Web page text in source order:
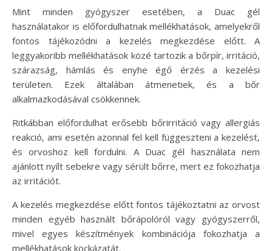
Mint minden gyógyszer esetében, a Duac gél
használatakor is előfordulhatnak mellékhatások, amelyekről
fontos tájékozódni a kezelés megkezdése előtt. A
leggyakoribb mellékhatások közé tartozik a bőrpír, irritáció,
szárazság, hámlás és enyhe égő érzés a kezelési
területen. Ezek általában átmenetiek, és a bőr
alkalmazkodásával csökkennek.
Ritkábban előfordulhat erősebb bőrirritáció vagy allergiás
reakció, ami esetén azonnal fel kell függeszteni a kezelést,
és orvoshoz kell fordulni. A Duac gél használata nem
ajánlott nyílt sebekre vagy sérült bőrre, mert ez fokozhatja
az irritációt.
A kezelés megkezdése előtt fontos tájékoztatni az orvost
minden egyéb használt bőrápolóról vagy gyógyszerről,
mivel egyes készítmények kombinációja fokozhatja a
mellékhatások kockázatát.